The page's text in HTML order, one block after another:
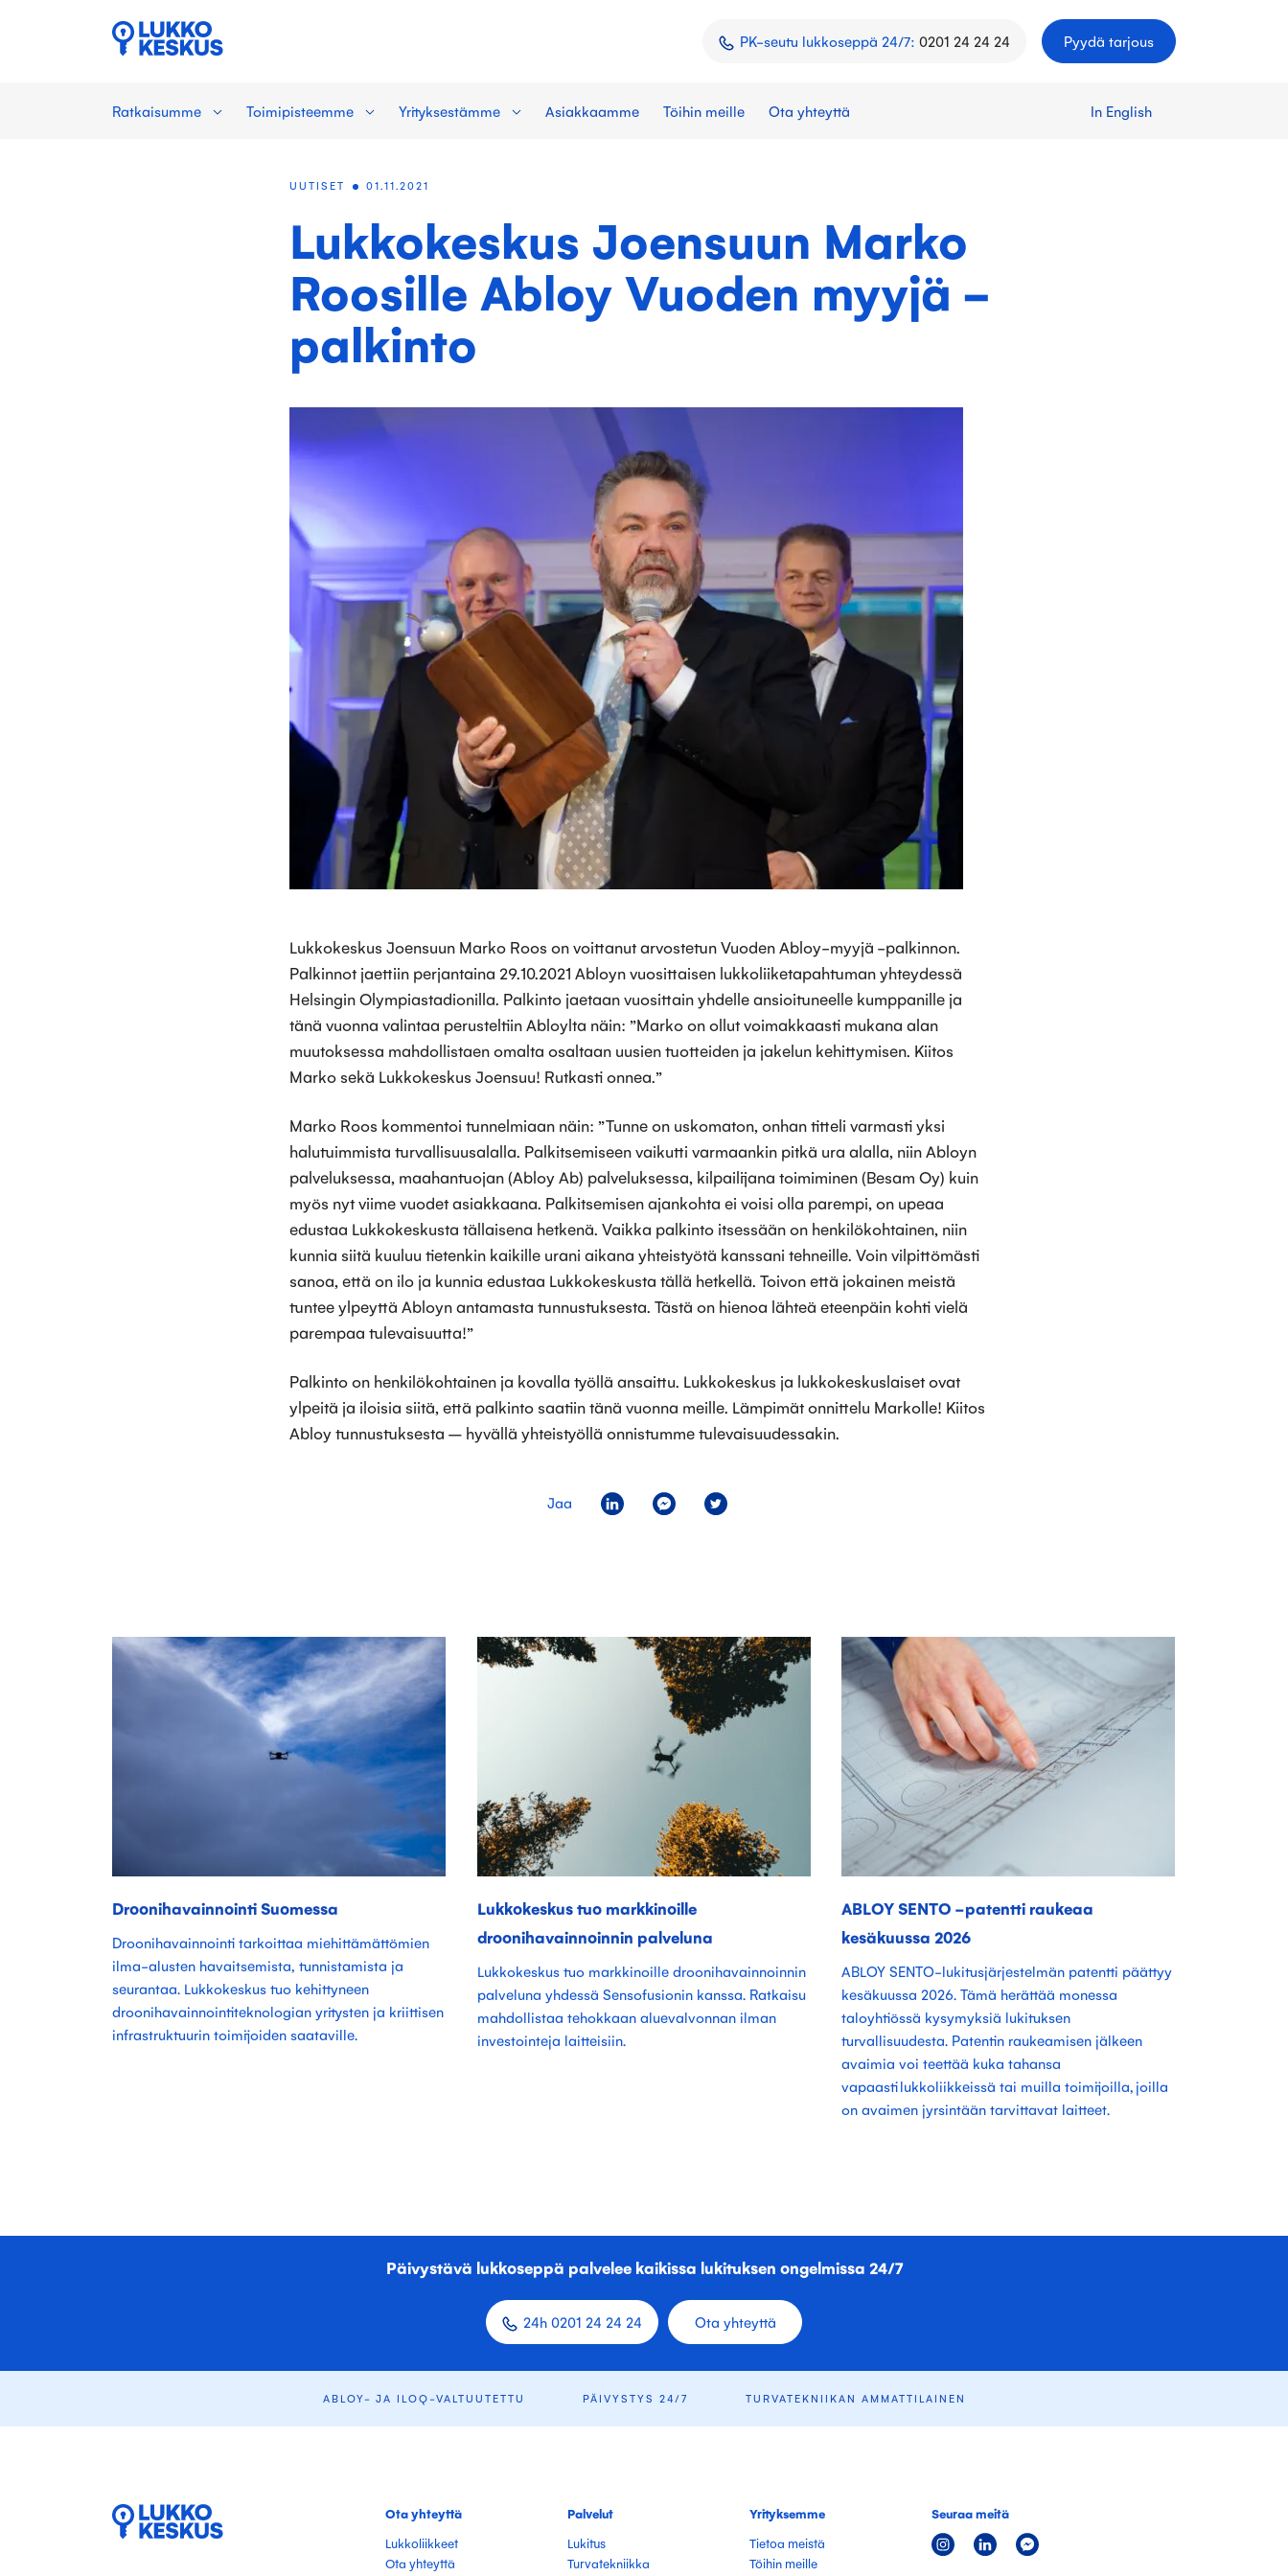
PK-seutu lukkoseppä 24/7: 0201 24 24 24 Pyydä tarjous
Ratkaisumme Toimipisteemme Yrityksestämme Asiakkaamme Töihin meille Ota yhteyttä In English
UUTISET 01.11.2021
Lukkokeskus Joensuun Marko
Roosille Abloy Vuoden myyjä -
palkinto
Lukkokeskus Joensuun Marko Roos on voittanut arvostetun Vuoden Abloy-myyjä -palkinnon.
Palkinnot jaettiin perjantaina 29.10.2021 Abloyn vuosittaisen lukkoliiketapahtuman yhteydessä
Helsingin Olympiastadionilla. Palkinto jaetaan vuosittain yhdelle ansioituneelle kumppanille ja
tänä vuonna valintaa perusteltiin Abloylta näin: ”Marko on ollut voimakkaasti mukana alan
muutoksessa mahdollistaen omalta osaltaan uusien tuotteiden ja jakelun kehittymisen. Kiitos
Marko sekä Lukkokeskus Joensuu! Rutkasti onnea.”
Marko Roos kommentoi tunnelmiaan näin: ”Tunne on uskomaton, onhan titteli varmasti yksi
halutuimmista turvallisuusalalla. Palkitsemiseen vaikutti varmaankin pitkä ura alalla, niin Abloyn
palveluksessa, maahantuojan (Abloy Ab) palveluksessa, kilpailijana toimiminen (Besam Oy) kuin
myös nyt viime vuodet asiakkaana. Palkitsemisen ajankohta ei voisi olla parempi, on upeaa
edustaa Lukkokeskusta tällaisena hetkenä. Vaikka palkinto itsessään on henkilökohtainen, niin
kunnia siitä kuuluu tietenkin kaikille urani aikana yhteistyötä kanssani tehneille. Voin vilpittömästi
sanoa, että on ilo ja kunnia edustaa Lukkokeskusta tällä hetkellä. Toivon että jokainen meistä
tuntee ylpeyttä Abloyn antamasta tunnustuksesta. Tästä on hienoa lähteä eteenpäin kohti vielä
parempaa tulevaisuutta!”
Palkinto on henkilökohtainen ja kovalla työllä ansaittu. Lukkokeskus ja lukkokeskuslaiset ovat
ylpeitä ja iloisia siitä, että palkinto saatiin tänä vuonna meille. Lämpimät onnittelu Markolle! Kiitos
Abloy tunnustuksesta – hyvällä yhteistyöllä onnistumme tulevaisuudessakin.
Jaa
Droonihavainnointi Suomessa
Droonihavainnointi tarkoittaa miehittämättömien
ilma-alusten havaitsemista, tunnistamista ja
seurantaa. Lukkokeskus tuo kehittyneen
droonihavainnointiteknologian yritysten ja kriittisen
infrastruktuurin toimijoiden saataville.
Lukkokeskus tuo markkinoille
droonihavainnoinnin palveluna
Lukkokeskus tuo markkinoille droonihavainnoinnin
palveluna yhdessä Sensofusionin kanssa. Ratkaisu
mahdollistaa tehokkaan aluevalvonnan ilman
investointeja laitteisiin.
ABLOY SENTO -patentti raukeaa
kesäkuussa 2026
ABLOY SENTO-lukitusjärjestelmän patentti päättyy
kesäkuussa 2026. Tämä herättää monessa
taloyhtiössä kysymyksiä lukituksen
turvallisuudesta. Patentin raukeamisen jälkeen
avaimia voi teettää kuka tahansa
vapaasti lukkoliikkeissä tai muilla toimijoilla, joilla
on avaimen jyrsintään tarvittavat laitteet.
Päivystävä lukkoseppä palvelee kaikissa lukituksen ongelmissa 24/7
24h 0201 24 24 24 Ota yhteyttä
ABLOY- JA ILOQ-VALTUUTETTU PÄIVYSTYS 24/7 TURVATEKNIIKAN AMMATTILAINEN
Ota yhteyttä
Lukkoliikkeet
Ota yhteyttä
Palvelut
Lukitus
Turvatekniikka
Yrityksemme
Tietoa meistä
Töihin meille
Seuraa meitä